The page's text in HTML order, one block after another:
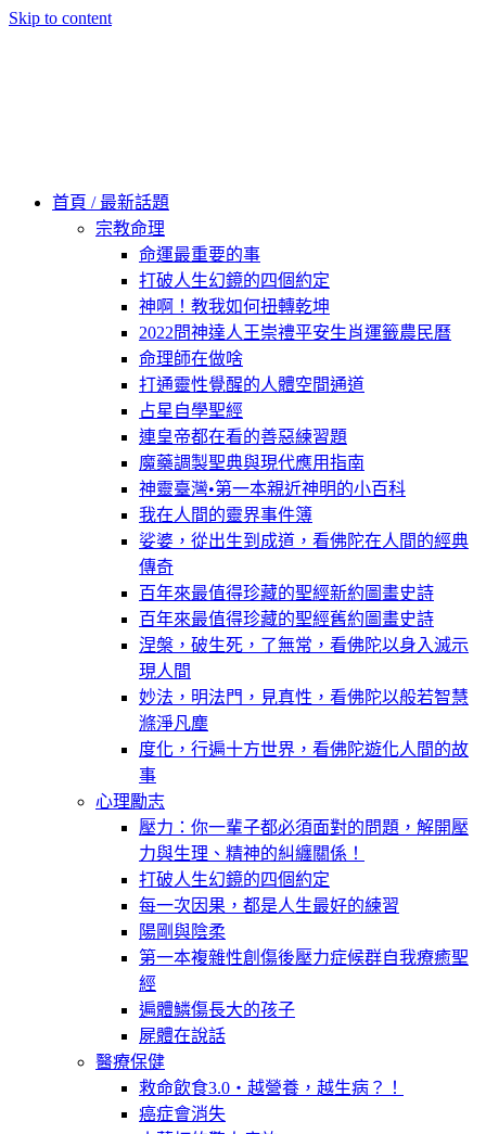
Skip to content
首頁 / 最新話題
宗教命理
命運最重要的事
打破人生幻鏡的四個約定
神啊！教我如何扭轉乾坤
2022問神達人王崇禮平安生肖運籤農民曆
命理師在做啥
打通靈性覺醒的人體空間通道
占星自學聖經
連皇帝都在看的善惡練習題
魔藥調製聖典與現代應用指南
神靈臺灣•第一本親近神明的小百科
我在人間的靈界事件簿
娑婆，從出生到成道，看佛陀在人間的經典
傳奇
百年來最值得珍藏的聖經新約圖畫史詩
百年來最值得珍藏的聖經舊約圖畫史詩
涅槃，破生死，了無常，看佛陀以身入滅示
現人間
妙法，明法門，見真性，看佛陀以般若智慧
滌淨凡塵
度化，行遍十方世界，看佛陀遊化人間的故
事
心理勵志
壓力：你一輩子都必須面對的問題，解開壓
力與生理、精神的糾纏關係！
打破人生幻鏡的四個約定
每一次因果，都是人生最好的練習
陽剛與陰柔
第一本複雜性創傷後壓力症候群自我療癒聖
經
遍體鱗傷長大的孩子
屍體在說話
醫療保健
救命飲食3.0‧越營養，越生病？！
癌症會消失